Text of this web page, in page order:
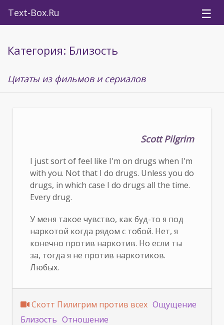
Text-Box.Ru ☰
Категория: Близость
Цитаты из фильмов и сериалов
Scott Pilgrim
I just sort of feel like I'm on drugs when I'm
with you. Not that I do drugs. Unless you do
drugs, in which case I do drugs all the time.
Every drug.
У меня такое чувство, как буд-то я под
наркотой когда рядом с тобой. Нет, я
конечно против наркотив. Но если ты
за, тогда я не против наркотиков.
Любых.
Скотт Пилигрим против всех Ощущение
Близость Отношение